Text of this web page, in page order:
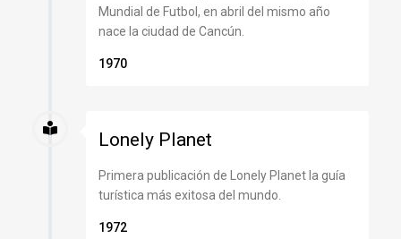
Mundial de Futbol, en abril del mismo año
nace la ciudad de Cancún.
1970
Lonely Planet
Primera publicación de Lonely Planet la guía
turística más exitosa del mundo.
1972